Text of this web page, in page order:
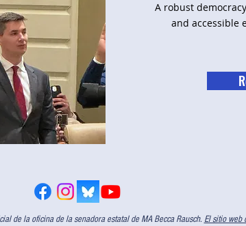
A robust
and accessible
de la oficina de la senadora estatal de MA Becca Rausch. El sitio web